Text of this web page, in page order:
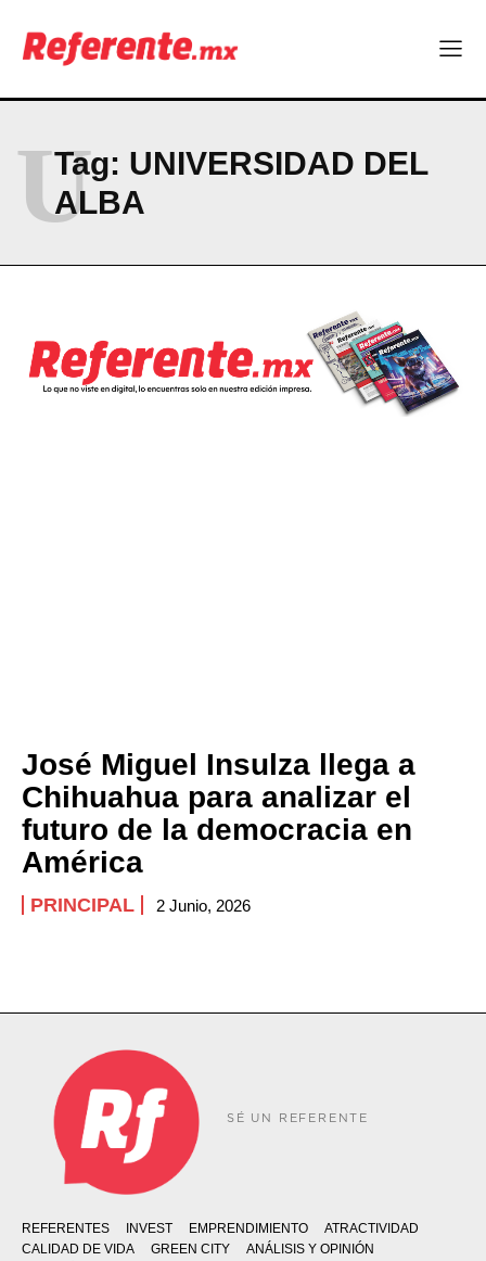
CONTACT
PRIVACY POLICY
Tag: UNIVERSIDAD DEL
ALBA
U
José Miguel Insulza llega a
Chihuahua para analizar el
futuro de la democracia en
América
PRINCIPAL 2 Junio, 2026
SÉ UN REFERENTE
REFERENTES INVEST EMPRENDIMIENTO
ATRACTIVIDAD
CALIDAD DE VIDA
GREEN CITY
ANÁLISIS Y OPINIÓN